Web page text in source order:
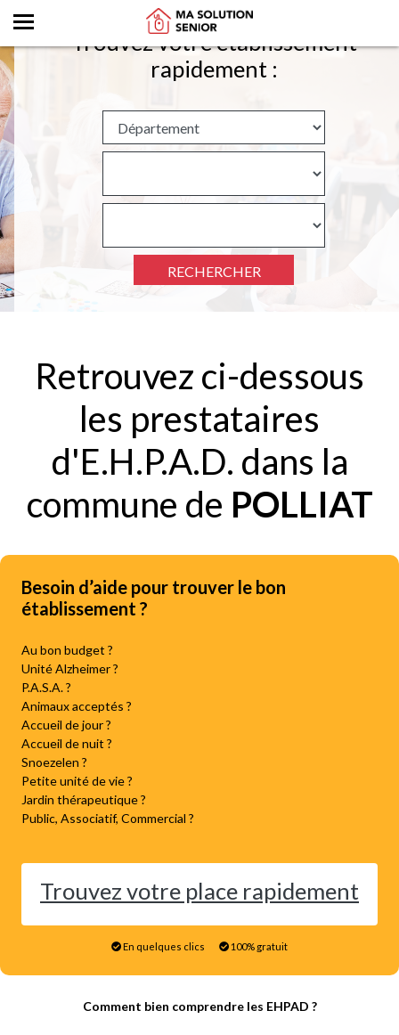
Trouvez votre établissement
rapidement :
RECHERCHER
Retrouvez ci-dessous
les prestataires
d'E.H.P.A.D. dans la
commune de POLLIAT
Besoin d’aide pour trouver le bon
établissement ?
Au bon budget ?
Unité Alzheimer ?
P.A.S.A. ?
Animaux acceptés ?
Accueil de jour ?
Accueil de nuit ?
Snoezelen ?
Petite unité de vie ?
Jardin thérapeutique ?
Public, Associatif, Commercial ?
Trouvez votre place rapidement
En quelques clics 100% gratuit
Comment bien comprendre les EHPAD ?